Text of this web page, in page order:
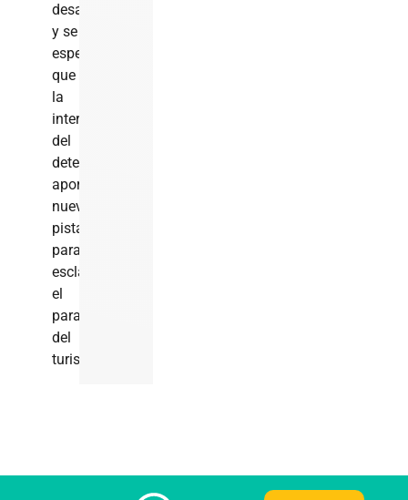
desarrollo,
y se
espera
que
la
intervención
del
detective
aporte
nuevas
pistas
para
esclarecer
el
paradero
del
turista.